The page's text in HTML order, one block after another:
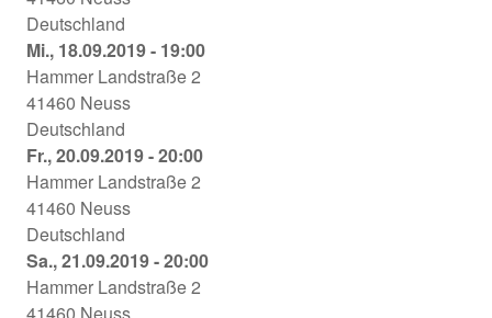
20:00
Globe
Neuss
15.09.2019
-
16:00
Deutschland
Alice
im
Wunderland
Globe
Neuss
18.09.2019
-
19:00
Mi., 18.09.2019 - 19:00
Hammer Landstraße 2
41460 Neuss
Deutschland
Alice
im
Wunderland
Globe
Neuss
20.09.2019
Fr., 20.09.2019 - 20:00
Hammer Landstraße 2
41460 Neuss
Deutschland
Alice
im
Sa., 21.09.2019 - 20:00
Hammer Landstraße 2